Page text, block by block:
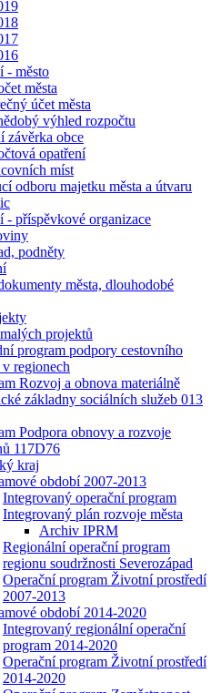
- město
města
účet města
výhled rozpočtu
závěrka obce
opatření
míst
odboru majetku města a útvaru
- příspěvkové organizace
podněty
města, dlouhodobé
projektů
program podpory cestovního
regionech
Rozvoj a obnova materiálně
základny sociálních služeb 013
Podpora obnovy a rozvoje
117D76
kraj
období 2007-2013
Integrovaný operační program
Integrovaný plán rozvoje města
Archiv IPRM
Regionální operační program
regionu soudržnosti Severozápad
Operační program Životní prostředí
2007-2013
období 2014-2020
Integrovaný regionální operační
program 2014-2020
Operační program Životní prostředí
2014-2020